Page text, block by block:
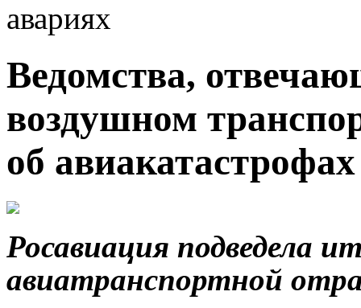
авариях
Ведомства,
воздушном
об
Росавиация подведела
авиатранспортной